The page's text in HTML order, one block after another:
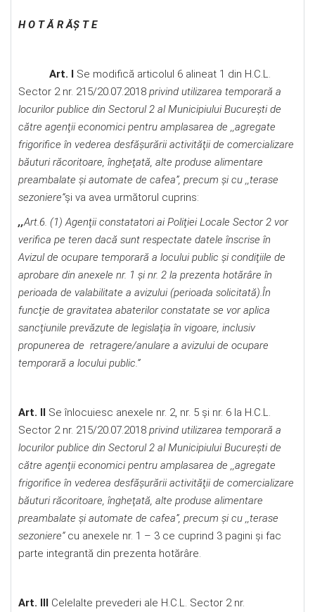
H O T Ă R ĂŞ T E
Art. I Se modifică articolul 6 alineat 1 din H.C.L.
Sector 2 nr. 215/20.07.2018 privind utilizarea temporară a
locurilor publice din Sectorul 2 al Municipiului Bucureşti de
către agenţii economici pentru amplasarea de ,,agregate
frigorifice în vederea desfăşurării activităţii de comercializare
băuturi răcoritoare, îngheţată, alte produse alimentare
preambalate şi automate de cafea”, precum şi cu ,,terase
sezoniere“și va avea următorul cuprins:
,,Art.6. (1) Agenţii constatatori ai Poliţiei Locale Sector 2 vor
verifica pe teren dacă sunt respectate datele înscrise în
Avizul de ocupare temporară a locului public şi condiţiile de
aprobare din anexele nr. 1 şi nr. 2 la prezenta hotărâre în
perioada de valabilitate a avizului (perioada solicitată).În
funcţie de gravitatea abaterilor constatate se vor aplica
sancţiunile prevăzute de legislaţia în vigoare, inclusiv
propunerea de retragere/anulare a avizului de ocupare
temporară a locului public.”
Art. II Se înlocuiesc anexele nr. 2, nr. 5 și nr. 6 la H.C.L.
Sector 2 nr. 215/20.07.2018 privind utilizarea temporară a
locurilor publice din Sectorul 2 al Municipiului Bucureşti de
către agenţii economici pentru amplasarea de ,,agregate
frigorifice în vederea desfăşurării activităţii de comercializare
băuturi răcoritoare, îngheţată, alte produse alimentare
preambalate şi automate de cafea”, precum şi cu ,,terase
sezoniere“ cu anexele nr. 1 – 3 ce cuprind 3 pagini şi fac
parte integrantă din prezenta hotărâre.
Art. III Celelalte prevederi ale H.C.L. Sector 2 nr.